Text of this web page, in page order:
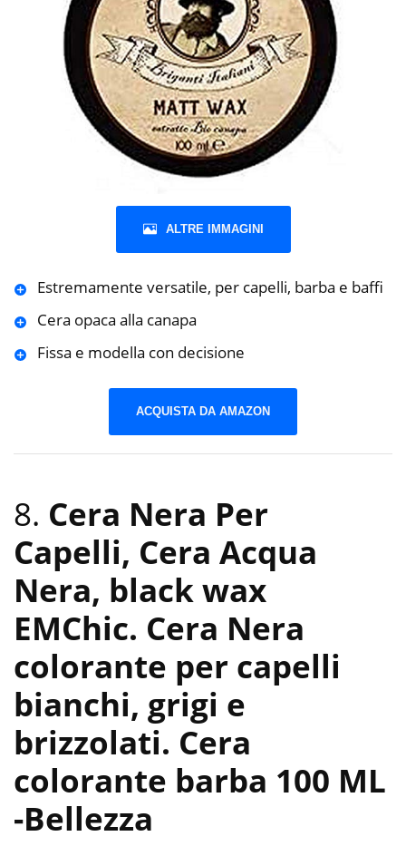
ALTRE IMMAGINI
Estremamente versatile, per capelli, barba e baffi
Cera opaca alla canapa
Fissa e modella con decisione
ACQUISTA DA AMAZON
8. Cera Nera Per
Capelli, Cera Acqua
Nera, black wax
EMChic. Cera Nera
colorante per capelli
bianchi, grigi e
brizzolati. Cera
colorante barba 100 ML
-Bellezza